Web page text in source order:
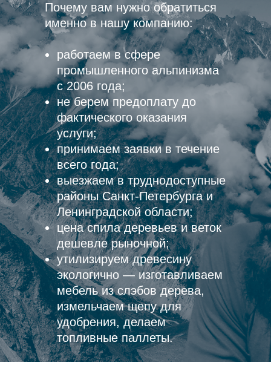
Почему вам нужно обратиться
именно в нашу компанию:
работаем в сфере
промышленного альпинизма
с 2006 года;
не берем предоплату до
фактического оказания
услуги;
принимаем заявки в течение
всего года;
выезжаем в труднодоступные
районы Санкт-Петербурга и
Ленинградской области;
цена спила деревьев и веток
дешевле рыночной;
утилизируем древесину
экологично — изготавливаем
мебель из слэбов дерева,
измельчаем щепу для
удобрения, делаем
топливные паллеты.